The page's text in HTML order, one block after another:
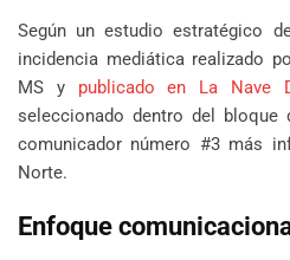
Según un estudio estratégico
incidencia mediática realizado
MS y publicado en La Nave
seleccionado dentro del bloque
comunicador número #3 más
Norte.
Enfoque